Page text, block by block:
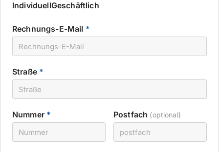
IndividuellGeschäftlich
Rechnungs-E-Mail *
Straße *
Nummer * Postfach (optional)